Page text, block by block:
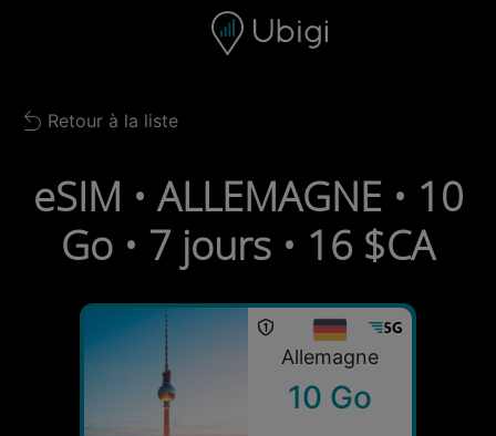
Barre de navigation Bas de page
Back to list
Retour à la liste
eSIM • ALLEMAGNE • 10
Go • 7 jours • 16 $CA
Allemagne
10 Go